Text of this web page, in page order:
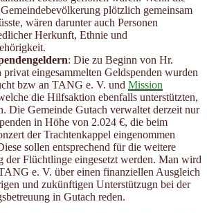
plötzlich gemeinsam
wären darunter auch Personen
Herkunft, Ethnie und
: Die zu Beginn von Hr.
privat eingesammelten Geldspenden wurden
bzw an TANG e. V. und Mission
die Hilfsaktion ebenfalls unterstützten,
Die Gemeinde Gutach verwaltet derzeit nur
in Höhe von 2.024 €, die beim
der Trachtenkappel eingenommen
sollen entsprechend für die weitere
der Flüchtlinge eingesetzt werden. Man wird
e. V. über einen finanziellen Ausgleich
und zukünftigen Unterstützugn bei der
in Gutach reden.